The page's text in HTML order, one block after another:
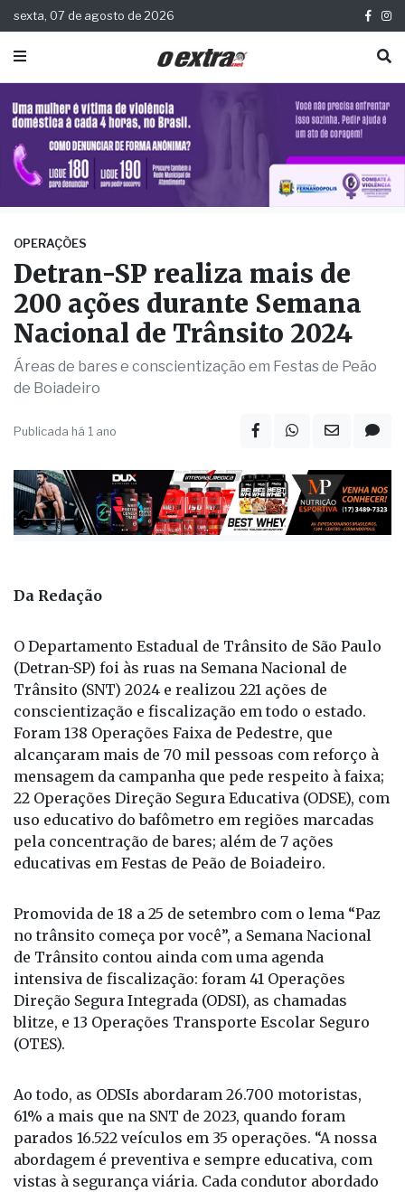
sexta, 07 de agosto de 2026
OPERAÇÕES
Detran-SP realiza mais de
200 ações durante Semana
Nacional de Trânsito 2024
Áreas de bares e conscientização em Festas de Peão
de Boiadeiro
Publicada há 1 ano
Da Redação
O Departamento Estadual de Trânsito de São Paulo
(Detran-SP) foi às ruas na Semana Nacional de
Trânsito (SNT) 2024 e realizou 221 ações de
conscientização e fiscalização em todo o estado.
Foram 138 Operações Faixa de Pedestre, que
alcançaram mais de 70 mil pessoas com reforço à
mensagem da campanha que pede respeito à faixa;
22 Operações Direção Segura Educativa (ODSE), com
uso educativo do bafômetro em regiões marcadas
pela concentração de bares; além de 7 ações
educativas em Festas de Peão de Boiadeiro.
Promovida de 18 a 25 de setembro com o lema “Paz
no trânsito começa por você”, a Semana Nacional
de Trânsito contou ainda com uma agenda
intensiva de fiscalização: foram 41 Operações
Direção Segura Integrada (ODSI), as chamadas
blitze, e 13 Operações Transporte Escolar Seguro
(OTES).
Ao todo, as ODSIs abordaram 26.700 motoristas,
61% a mais que na SNT de 2023, quando foram
parados 16.522 veículos em 35 operações. “A nossa
abordagem é preventiva e sempre educativa, com
vistas à segurança viária. Cada condutor abordado